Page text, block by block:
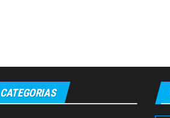
CATEGORIAS